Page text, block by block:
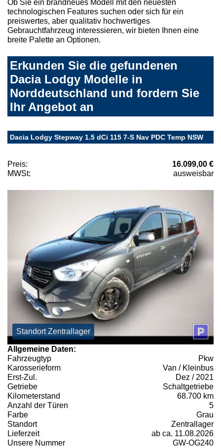
Ob Sie ein brandneues Modell mit den neuesten
technologischen Features suchen oder sich für ein
preiswertes, aber qualitativ hochwertiges
Gebrauchtfahrzeug interessieren, wir bieten Ihnen eine
breite Palette an Optionen.
Erkunden Sie die gefundenen
Dacia Lodgy Modelle in
Norddeutschland und fordern Sie
Ihr Angebot an
Dacia Lodgy Stepway 1.5 dCi 115 7-S Nav PDC Temp NSW
Preis:
16.099,00 €
MWSt:
ausweisbar
Standort Zentrallager
Allgemeine Daten:
Fahrzeugtyp
Pkw
Karosserieform
Van / Kleinbus
Erst-Zul.
Dez / 2021
Getriebe
Schaltgetriebe
Kilometerstand
68.700 km
Anzahl der Türen
5
Farbe
Grau
Standort
Zentrallager
Lieferzeit
ab ca. 11.08.2026
Unsere Nummer
GW-OG240